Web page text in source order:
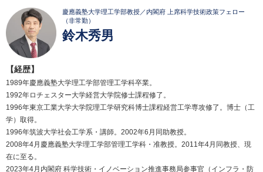
慶應義塾大学理工学部教授／内閣府 上席科学技術政策フェロー
（非常勤）
鈴木秀男
【経歴】
1989年慶應義塾大学理工学部管理工学科卒業。
1992年ロチェスター大学経営大学院修士課程修了。
1996年東京工業大学大学院理工学研究科博士課程経営工学専攻修了。博士（工
学）取得。
1996年筑波大学社会工学系・講師。2002年6月同助教授。
2008年4月慶應義塾大学理工学部管理工学科・准教授。2011年4月同教授、現
在に至る。
2023年4月内閣府 科学技術・イノベーション推進事務局参事官（インフラ・防